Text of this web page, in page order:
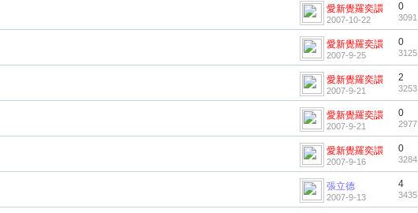
愛新覺羅奕譞
2007-10-22
0
3091
愛新覺羅奕譞
2007-9-25
0
3125
愛新覺羅奕譞
2007-9-21
2
3253
愛新覺羅奕譞
2007-9-21
0
2977
愛新覺羅奕譞
2007-9-16
0
3284
張立德
2007-9-13
4
3435